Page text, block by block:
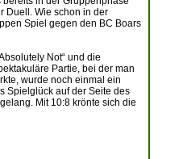
Duell. Wie schon in der
Spiel gegen den BC Boars
Not“ und die
Partie, bei der man
wurde noch einmal ein
Spielglück auf der Seite des
Mit 10:8 krönte sich die